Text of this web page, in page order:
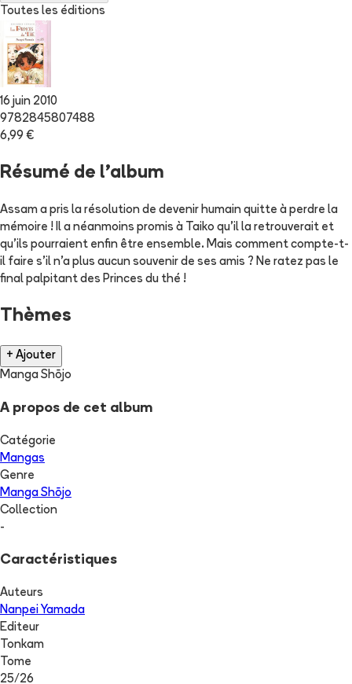
Toutes les éditions
16 juin 2010
9782845807488
6,99 €
Résumé de l'album
Assam a pris la résolution de devenir humain quitte à perdre la
mémoire ! Il a néanmoins promis à Taiko qu'il la retrouverait et
qu'ils pourraient enfin être ensemble. Mais comment compte-t-
il faire s'il n'a plus aucun souvenir de ses amis ? Ne ratez pas le
final palpitant des Princes du thé !
Thèmes
+ Ajouter
Manga Shōjo
A propos de cet album
Catégorie
Mangas
Genre
Manga Shōjo
Collection
-
Caractéristiques
Auteurs
Nanpei Yamada
Editeur
Tonkam
Tome
25/26